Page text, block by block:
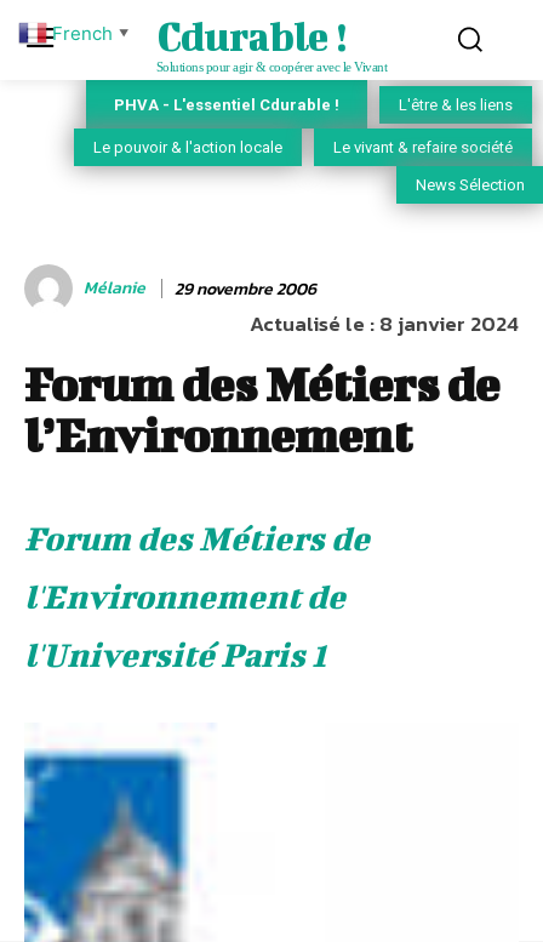
Cdurable !
Solutions pour agir & coopérer avec le Vivant
PHVA - L'essentiel Cdurable ! L'être & les liens
Le pouvoir & l'action locale Le vivant & refaire société
News Sélection
Mélanie 29 novembre 2006
Actualisé le :8 janvier 2024
Forum des Métiers de
l’Environnement
Forum des Métiers de
l'Environnement de
l'Université Paris 1
French ▼